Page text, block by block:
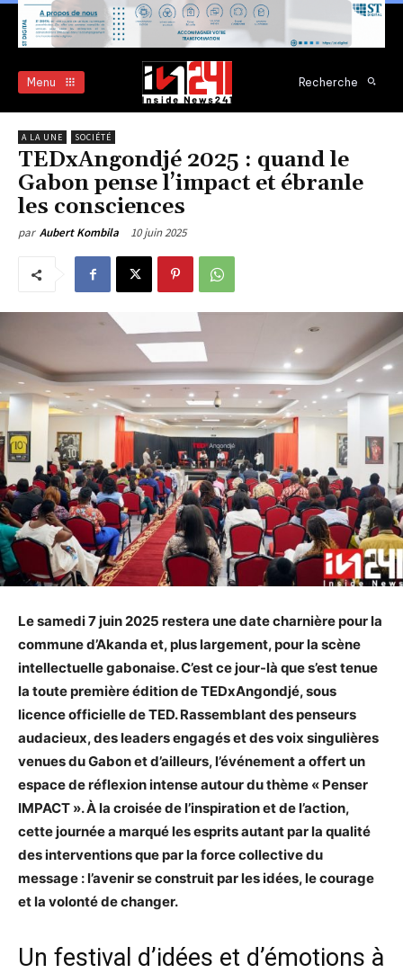
Menu Recherche
A LA UNE SOCIÉTÉ
TEDxAngondjé 2025 : quand le
Gabon pense l’impact et ébranle
les consciences
par Aubert Kombila 10 juin 2025
Le samedi 7 juin 2025 restera une date charnière pour la
commune d’Akanda et, plus largement, pour la scène
intellectuelle gabonaise. C’est ce jour-là que s’est tenue
la toute première édition de TEDxAngondjé, sous
licence officielle de TED. Rassemblant des penseurs
audacieux, des leaders engagés et des voix singulières
venues du Gabon et d’ailleurs, l’événement a offert un
espace de réflexion intense autour du thème « Penser
IMPACT ». À la croisée de l’inspiration et de l’action,
cette journée a marqué les esprits autant par la qualité
des interventions que par la force collective du
message : l’avenir se construit par les idées, le courage
et la volonté de changer.
Un festival d’idées et d’émotions à